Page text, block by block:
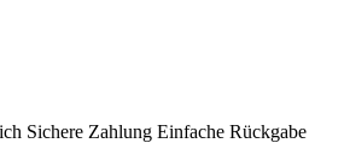
Sichere Zahlung Einfache Rückgabe